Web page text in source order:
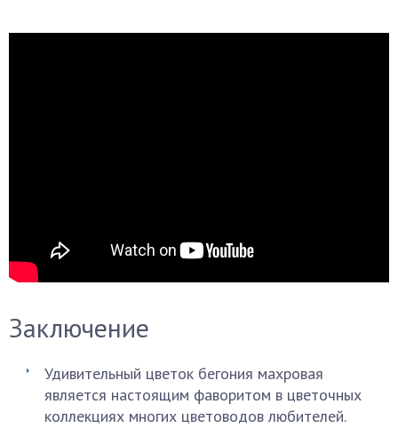
Заключение
Удивительный цветок бегония махровая
является настоящим фаворитом в цветочных
коллекциях многих цветоводов любителей.